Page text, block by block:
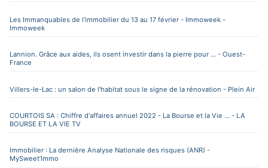
Les Immanquables de l'immobilier du 13 au 17 février - Immoweek -
Immoweek
Lannion. Grâce aux aides, ils osent investir dans la pierre pour ... - Ouest-
France
Villers-le-Lac : un salon de l'habitat sous le signe de la rénovation - Plein Air
COURTOIS SA : Chiffre d'affaires annuel 2022 - La Bourse et la Vie ... - LA
BOURSE ET LA VIE TV
Immobilier : La dernière Analyse Nationale des risques (ANR) -
MySweet’Immo